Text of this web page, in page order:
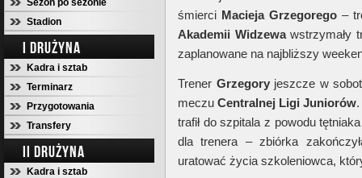
Sezon po sezonie
Stadion
I DRUŻYNA
Kadra i sztab
Terminarz
Przygotowania
Transfery
II DRUŻYNA
Kadra i sztab
śmierci Macieja Grzegorego –
Akademii Widzewawstrzymały
zaplanowane na najbliższy
Trener Grzegoryjeszcze w
meczuCentralnej Ligi Juniorów
trafił do szpitala z powodu
dla trenera – zbiórka
uratować życia szkoleniowca,